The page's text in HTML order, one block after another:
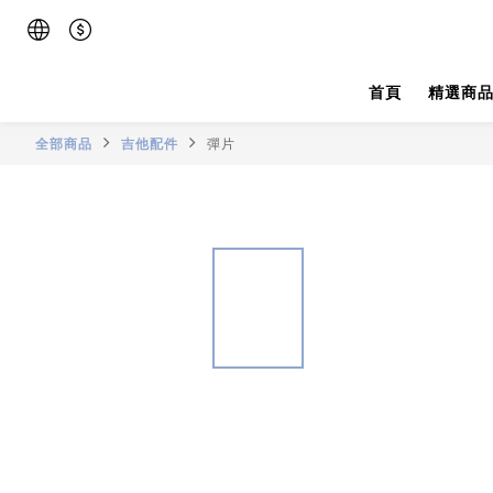
首頁 精選商品
全部商品 吉他配件 彈片